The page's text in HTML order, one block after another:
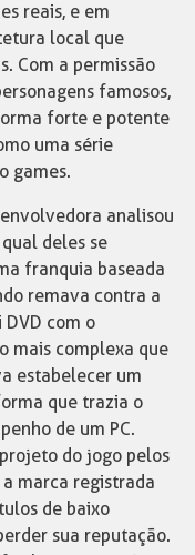
reais, e em
local que
Com a permissão
famosos,
forte e potente
uma série
games.
analisou
deles se
franquia baseada
remava contra a
com o
mais complexa que
estabelecer um
que trazia o
de um PC.
do jogo pelos
marca registrada
de baixo
sua reputação.